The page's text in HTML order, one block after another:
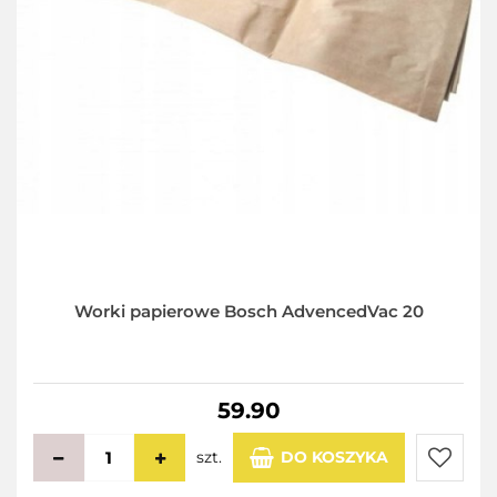
Worki papierowe Bosch AdvencedVac 20
59.90
szt. DO KOSZYKA